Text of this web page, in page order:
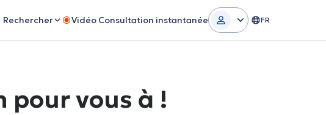
Rechercher Vidéo Consultation instantanée FR
pour vous à !